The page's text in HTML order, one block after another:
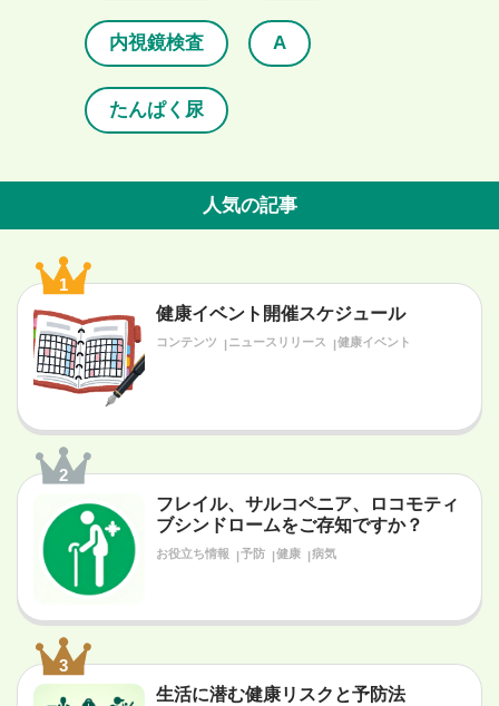
内視鏡検査 A
たんぱく尿
人気の記事
1
健康イベント開催スケジュール
コンテンツ ニュースリリース 健康イベント
2
フレイル、サルコペニア、ロコモティ
ブシンドロームをご存知ですか？
お役立ち情報 予防 健康 病気
3
生活に潜む健康リスクと予防法